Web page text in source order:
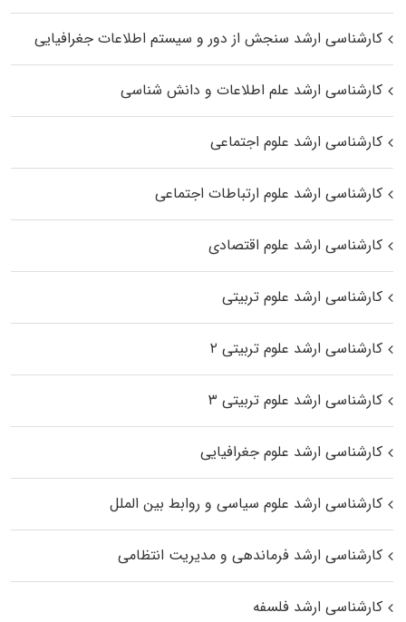
کارشناسی ارشد سنجش از دور و سیستم اطلاعات جغرافیایی
کارشناسی ارشد علم اطلاعات و دانش شناسی
کارشناسی ارشد علوم اجتماعی
کارشناسی ارشد علوم ارتباطات اجتماعی
کارشناسی ارشد علوم اقتصادی
کارشناسی ارشد علوم تربیتی
کارشناسی ارشد علوم تربیتی ۲
کارشناسی ارشد علوم تربیتی ۳
کارشناسی ارشد علوم جغرافیایی
کارشناسی ارشد علوم سیاسی و روابط بین الملل
کارشناسی ارشد فرماندهی و مدیریت انتظامی
کارشناسی ارشد فلسفه